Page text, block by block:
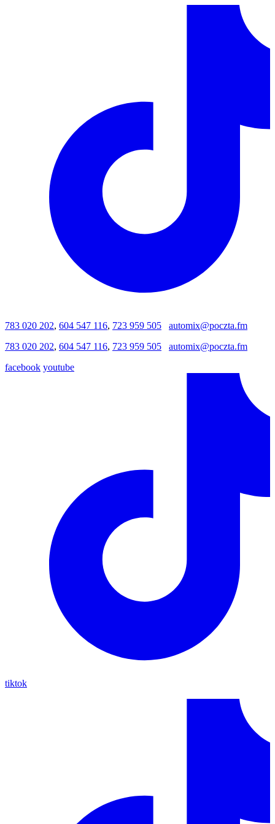
783 020 202, 604 547 116, 723 959 505
automix@poczta.fm
783 020 202, 604 547 116, 723 959 505
automix@poczta.fm
facebook youtube
tiktok